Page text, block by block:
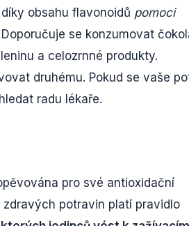
obsahu flavonoidů pomoci
se konzumovat
a celozrnné produkty.
druhému. Pokud se vaše
radu lékaře.
pro své antioxidační
potravin platí pravidlo